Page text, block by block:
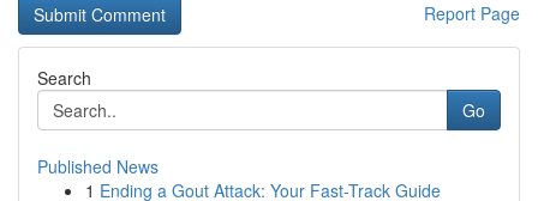
Report Page
Search
Go
Published News
1 Ending a Gout Attack: Your Fast-Track Guide